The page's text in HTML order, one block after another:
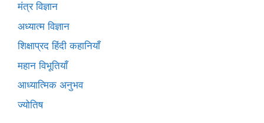
मंत्र विज्ञान
अध्यात्म विज्ञान
शिक्षाप्रद हिंदी कहानियाँ
महान विभूतियाँ
आध्यात्मिक अनुभव
ज्योतिष